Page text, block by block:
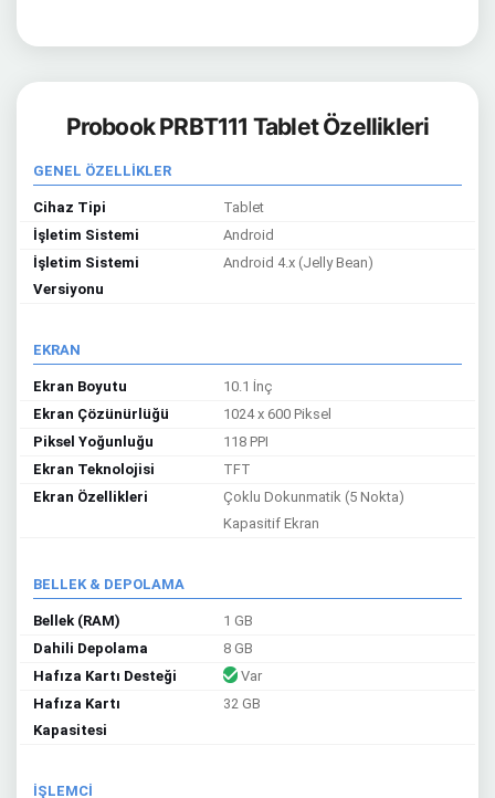
Probook PRBT111 Tablet Özellikleri
GENEL ÖZELLİKLER
Cihaz Tipi
Tablet
İşletim Sistemi
Android
İşletim Sistemi
Versiyonu
Android 4.x (Jelly Bean)
EKRAN
Ekran Boyutu
10.1 İnç
Ekran Çözünürlüğü
1024 x 600 Piksel
Piksel Yoğunluğu
118 PPI
Ekran Teknolojisi
TFT
Ekran Özellikleri
Çoklu Dokunmatik (5 Nokta)
Kapasitif Ekran
BELLEK & DEPOLAMA
Bellek (RAM)
1 GB
Dahili Depolama
8 GB
Hafıza Kartı Desteği
Var
Hafıza Kartı
Kapasitesi
32 GB
İŞLEMCİ